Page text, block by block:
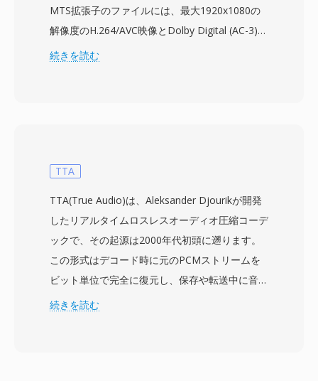
MTS拡張子のファイルには、最大1920x1080の
解像度のH.264/AVC映像とDolby Digital (AC-3)
またはLPCMオーディオを搭載するMPEG-2トラ
とは区別されます。Sony、Panasonic、Canon
フェッショナルカムコーダーは、メモリカードや
内部ストレージ上の構造化されたディレクトリ階
層にMTSファイルを書き込み、カメラ内再生用
にクリップを整理するインデックスファイルやプ
レイリストファイルを併記します。トランスポー
トストリームパッケージングには、音声と映像の
続きを読む
TTA
TTA(True Audio)は、Aleksander Djourikが開発
したリアルタイムロスレスオーディオ圧縮コーデ
ックで、その起源は2000年代初頭に遡ります。
この形式はデコード時に元のPCMストリームを
ビット単位で完全に復元し、保存や転送中に音の
ディテールが失われないことを保証します。TTA
続きを読む